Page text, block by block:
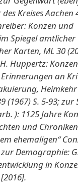
Kreises Aachen
Konzen und
Spiegel amtlicher
Karten, ML 30
H. Huppertz:
an
(1967) S. 5-93; zur
): 1125 Jahre
und
ehemaligen“
Demographie:
in